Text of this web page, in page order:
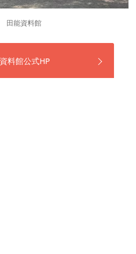
田能資料館
料館公式HP